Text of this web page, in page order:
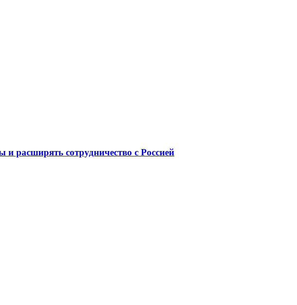
расширять сотрудничество с Россией